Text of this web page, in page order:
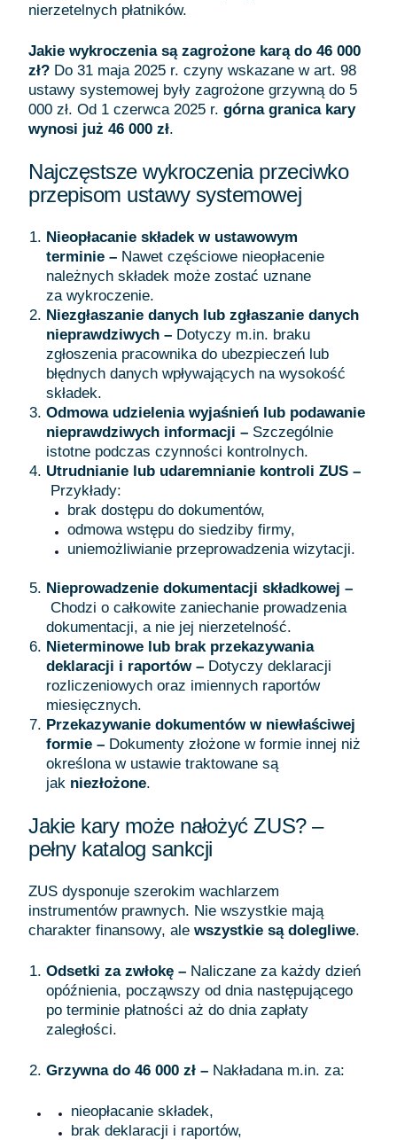
nierzetelnych płatników.
Jakie wykroczenia są zagrożone karą do 46 000
zł? Do 31 maja 2025 r. czyny wskazane w art. 98
ustawy systemowej były zagrożone grzywną do 5
000 zł. Od 1 czerwca 2025 r. górna granica kary
wynosi już 46 000 zł.
Najczęstsze wykroczenia przeciwko
przepisom ustawy systemowej
Nieopłacanie składek w ustawowym
terminie – Nawet częściowe nieopłacenie
należnych składek może zostać uznane
za wykroczenie.
Niezgłaszanie danych lub zgłaszanie danych
nieprawdziwych – Dotyczy m.in. braku
zgłoszenia pracownika do ubezpieczeń lub
błędnych danych wpływających na wysokość
składek.
Odmowa udzielenia wyjaśnień lub podawanie
nieprawdziwych informacji – Szczególnie
istotne podczas czynności kontrolnych.
Utrudnianie lub udaremnianie kontroli ZUS –
Przykłady:
brak dostępu do dokumentów,
odmowa wstępu do siedziby firmy,
uniemożliwianie przeprowadzenia wizytacji.
Nieprowadzenie dokumentacji składkowej –
Chodzi o całkowite zaniechanie prowadzenia
dokumentacji, a nie jej nierzetelność.
Nieterminowe lub brak przekazywania
deklaracji i raportów – Dotyczy deklaracji
rozliczeniowych oraz imiennych raportów
miesięcznych.
Przekazywanie dokumentów w niewłaściwej
formie – Dokumenty złożone w formie innej niż
określona w ustawie traktowane są
jak niezłożone.
Jakie kary może nałożyć ZUS? –
pełny katalog sankcji
ZUS dysponuje szerokim wachlarzem
instrumentów prawnych. Nie wszystkie mają
charakter finansowy, ale wszystkie są dolegliwe.
Odsetki za zwłokę – Naliczane za każdy dzień
opóźnienia, począwszy od dnia następującego
po terminie płatności aż do dnia zapłaty
zaległości.
Grzywna do 46 000 zł – Nakładana m.in. za:
nieopłacanie składek,
brak deklaracji i raportów,